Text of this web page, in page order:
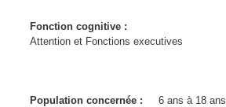
Fonction cognitive :
Attention et Fonctions executives
Population concernée : 6 ans à 18 ans